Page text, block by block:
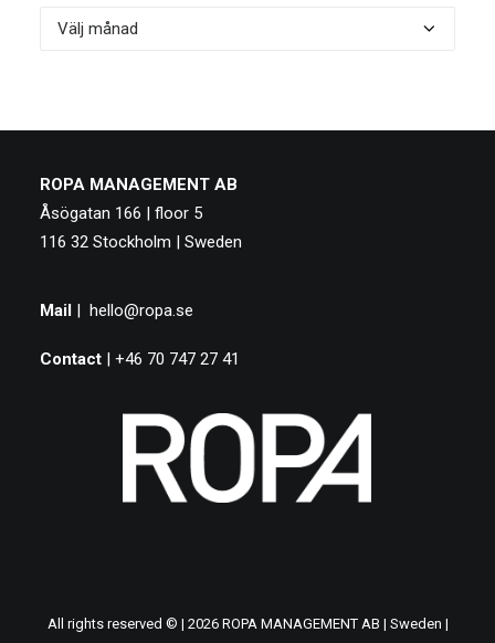
Archive
ROPA MANAGEMENT AB
Åsögatan 166 | floor 5
116 32 Stockholm | Sweden
Mail | hello@ropa.se
Contact | +46 70 747 27 41
All rights reserved © | 2026 ROPA MANAGEMENT AB | Sweden |